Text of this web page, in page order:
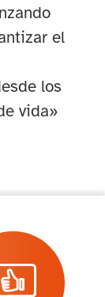
el
los
vida»